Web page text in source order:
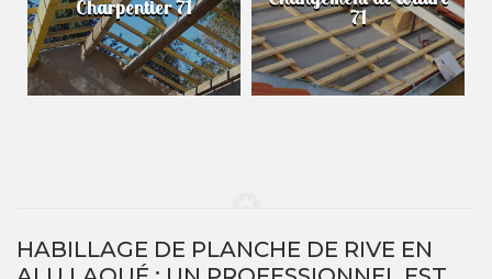
Charpentier 71 71
HABILLAGE DE PLANCHE DE RIVE EN